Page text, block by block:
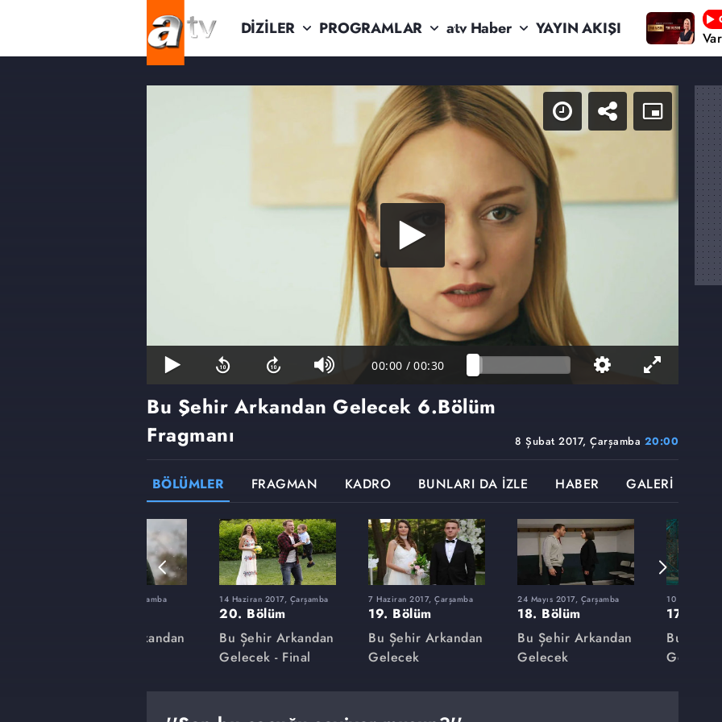
DİZİLER PROGRAMLAR atv Haber YAYIN AKIŞI
00:00 / 00:30
8 Şubat 2017, Çarşamba 20:00
Bu Şehir Arkandan Gelecek 6.Bölüm
Fragmanı
BÖLÜMLER FRAGMAN KADRO BUNLARI DA İZLE HABER GALERİ
8 Şubat 2017, Çarşamba
Bu Şehir Arkandan
14 Haziran 2017, Çarşamba
20. Bölüm
Bu Şehir Arkandan
Gelecek - Final
7 Haziran 2017, Çarşamba
19. Bölüm
Bu Şehir Arkandan
Gelecek
24 Mayıs 2017, Çarşamba
18. Bölüm
Bu Şehir Arkandan
Gelecek
10 Mayıs
17. Bölüm
Bu Şehir
Gelecek